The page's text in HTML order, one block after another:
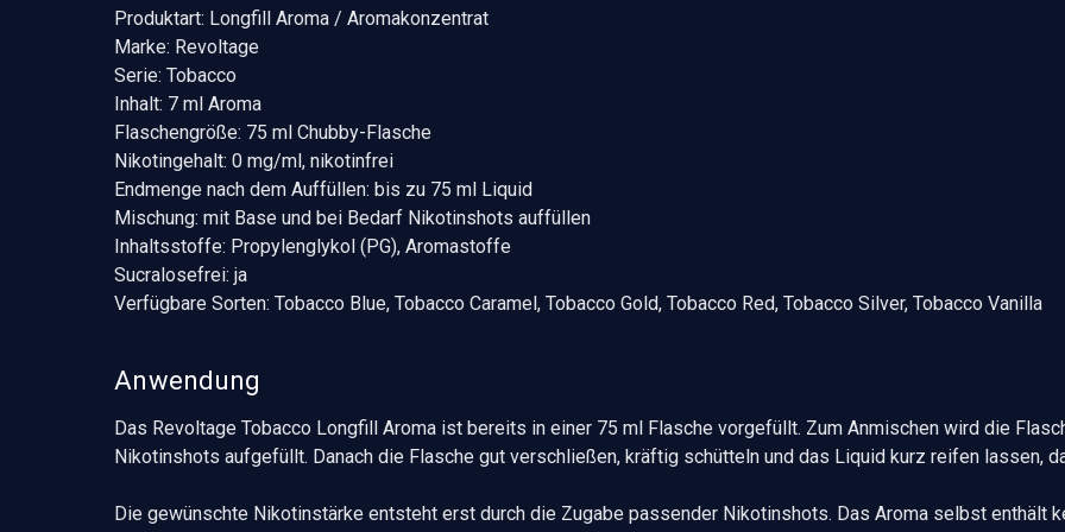
Produktart: Longfill Aroma / Aromakonzentrat
Marke: Revoltage
Serie: Tobacco
Inhalt: 7 ml Aroma
Flaschengröße: 75 ml Chubby-Flasche
Nikotingehalt: 0 mg/ml, nikotinfrei
Endmenge nach dem Auffüllen: bis zu 75 ml Liquid
Mischung: mit Base und bei Bedarf Nikotinshots auffüllen
Inhaltsstoffe: Propylenglykol (PG), Aromastoffe
Sucralosefrei: ja
Verfügbare Sorten: Tobacco Blue, Tobacco Caramel, Tobacco Gold, Tobacco Red, Tobacco Silver, Tobacco Vanilla
Anwendung
Das Revoltage Tobacco Longfill Aroma ist bereits in einer 75 ml Flasche vorgefüllt. Zum Anmischen wird die
Nikotinshots aufgefüllt. Danach die Flasche gut verschließen, kräftig schütteln und das Liquid kurz reifen lassen,
Die gewünschte Nikotinstärke entsteht erst durch die Zugabe passender Nikotinshots. Das Aroma selbst enthält